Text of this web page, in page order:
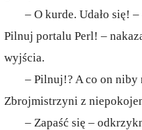
– O kurde. Udało się!
Pilnuj portalu Perl! –
wyjścia.
– Pilnuj!? A co on
Zbrojmistrzyni z
– Zapaść się –